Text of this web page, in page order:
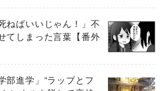
ねばいいじゃん！」不
てしまった言葉【番外
部進学」“ラップとフ